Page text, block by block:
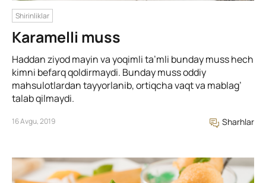
Shirinliklar
Karamelli muss
Haddan ziyod mayin va yoqimli ta’mli bunday muss hech
kimni befarq qoldirmaydi. Bunday muss oddiy
mahsulotlardan tayyorlanib, ortiqcha vaqt va mablag’
talab qilmaydi.
16 Avgu, 2019 Sharhlar